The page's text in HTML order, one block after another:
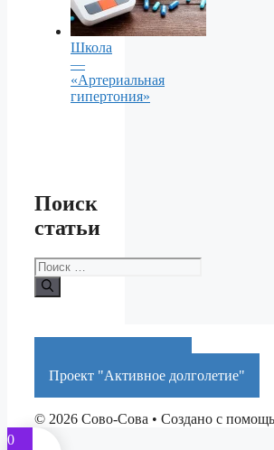
Школа
—
«Артериальная
гипертония»
Поиск
статьи
Поиск:
Проект "Активное долголетие"
© 2026 Сово-Сова • Создано с
0